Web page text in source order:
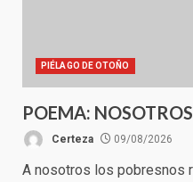
PIÉLAGO DE OTOÑO
POEMA:
Certeza 09/08/2026
A nosotros los pobresnos